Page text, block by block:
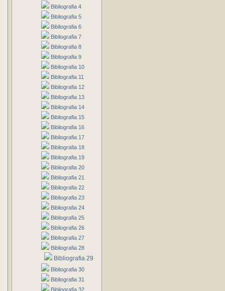
Bibliografia 4
Bibliografia 5
Bibliografia 6
Bibliografia 7
Bibliografia 8
Bibliografia 9
Bibliografia 10
Bibliografia 11
Bibliografia 12
Bibliografia 13
Bibliografia 14
Bibliografia 15
Bibliografia 16
Bibliografia 17
Bibliografia 18
Bibliografia 19
Bibliografia 20
Bibliografia 21
Bibliografia 22
Bibliografia 23
Bibliografia 24
Bibliografia 25
Bibliografia 26
Bibliografia 27
Bibliografia 28
Bibliografia 29
Bibliografia 30
Bibliografia 31
Bibliografia 32